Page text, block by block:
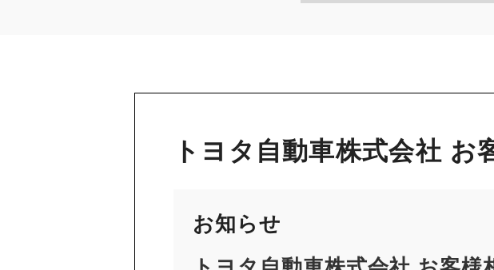
トヨタ自動車株式会社 お
お知らせ